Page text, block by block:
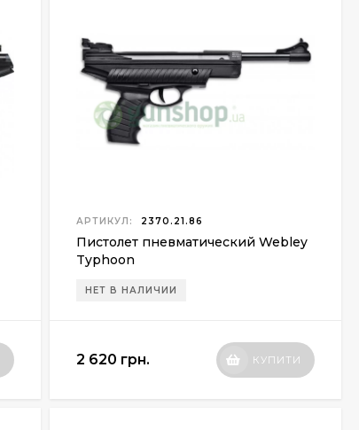
АРТИКУЛ: 2370.21.86
Пистолет пневматический Webley
Typhoon
НЕТ В НАЛИЧИИ
2 620 грн. КУПИТИ